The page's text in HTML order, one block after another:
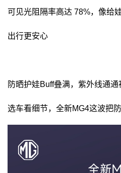
可见光阻隔率高达 78%，像给
出行更安心
防晒护娃Buff叠满，紫外线通通
选车看细节，全新MG4这波把